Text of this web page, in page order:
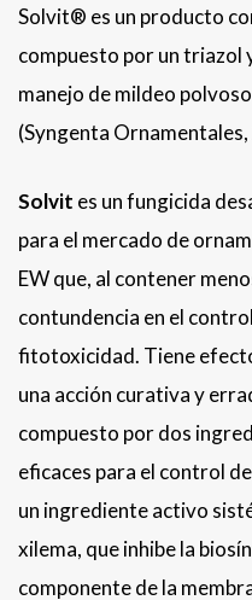
Solvit® es un producto
compuesto por un triazol
manejo de mildeo
(Syngenta
Solvit es un fungicida
para el mercado de
EW que, al contener
contundencia en el
fitotoxicidad. Tiene
una acción curativa y
compuesto por dos
eficaces para el control
un ingrediente activo
xilema, que inhibe la
componente de la